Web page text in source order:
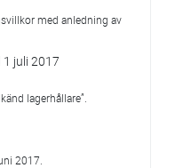
med anledning av
juli 2017
lagerhållare”.
2017.